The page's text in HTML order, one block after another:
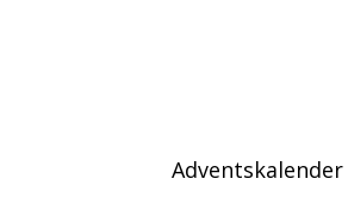
Adventskalender